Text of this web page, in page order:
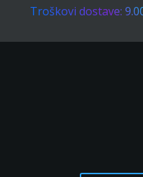
Troškovi dostave: